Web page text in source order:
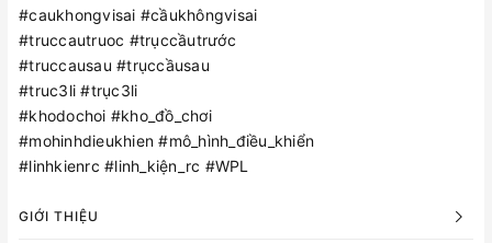
#caukhongvisai #cầukhôngvisai
#truccautruoc #trụccầutrước
#truccausau #trụccầusau
#truc3li #trục3li
#khodochoi #kho_đồ_chơi
#mohinhdieukhien #mô_hình_điều_khiển
#linhkienrc #linh_kiện_rc #WPL
GIỚI THIỆU